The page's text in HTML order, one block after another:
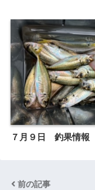
７月９日 釣果情報
前の記事